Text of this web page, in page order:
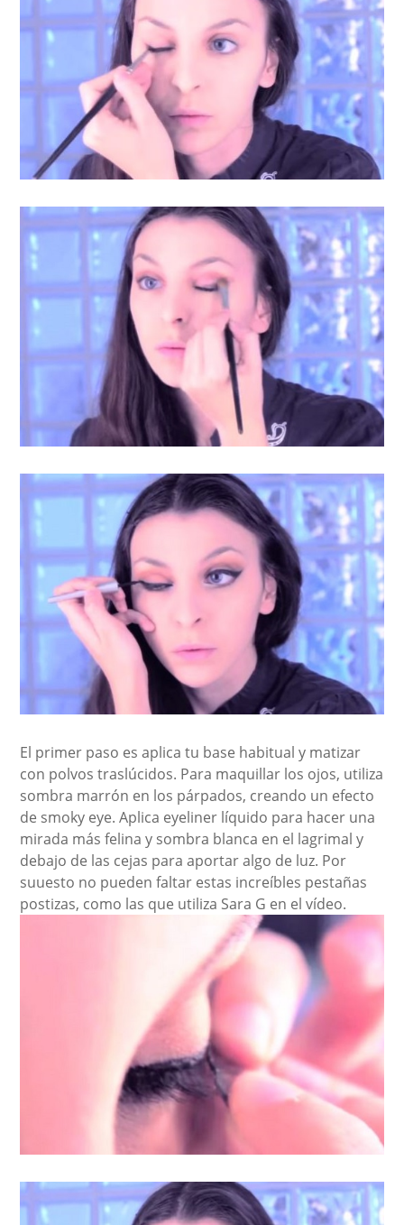
El primer paso es aplica tu base habitual y matizar
con polvos traslúcidos. Para maquillar los ojos, utiliza
sombra marrón en los párpados, creando un efecto
de smoky eye. Aplica eyeliner líquido para hacer una
mirada más felina y sombra blanca en el lagrimal y
debajo de las cejas para aportar algo de luz. Por
suuesto no pueden faltar estas increíbles pestañas
postizas, como las que utiliza Sara G en el vídeo.